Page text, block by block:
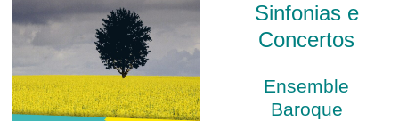
Sinfonias e
Concertos
Ensemble
Baroque